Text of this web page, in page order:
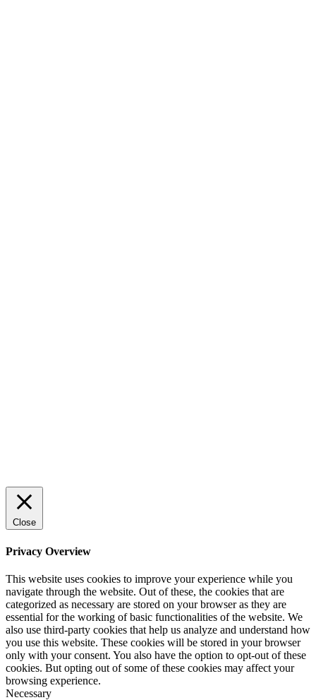
Close
Privacy Overview
This website uses cookies to improve your experience while you
navigate through the website. Out of these, the cookies that are
categorized as necessary are stored on your browser as they are
essential for the working of basic functionalities of the website. We
also use third-party cookies that help us analyze and understand how
you use this website. These cookies will be stored in your browser
only with your consent. You also have the option to opt-out of these
cookies. But opting out of some of these cookies may affect your
browsing experience.
Necessary